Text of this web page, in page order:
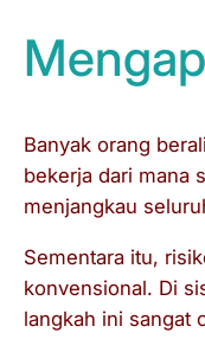
Banyak orang
bekerja dari mana
menjangkau
Sementara itu,
konvensional. Di
langkah ini sangat